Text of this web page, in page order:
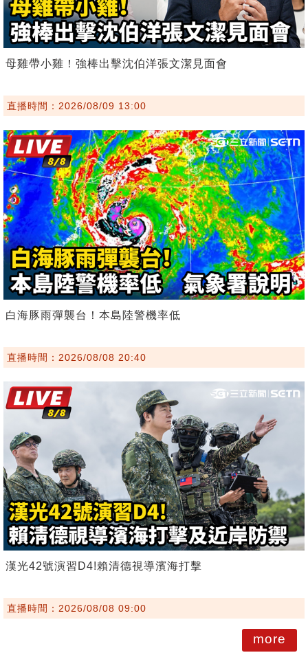
母雞帶小雞！強棒出擊沈伯洋張文潔見面會
直播時間：2026/08/09 13:00
白海豚雨彈襲台！本島陸警機率低
直播時間：2026/08/08 20:40
漢光42號演習D4!賴清德視導濱海打擊
直播時間：2026/08/08 09:00
more